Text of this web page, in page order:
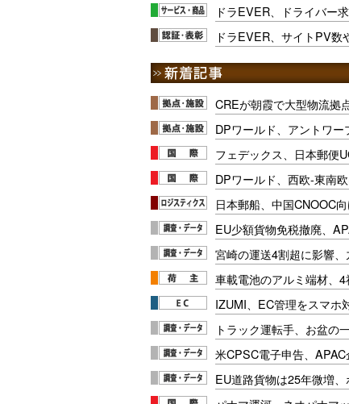
ドラEVER、ドライバー
ドラEVER、サイトPV数
CREが朝霞で大型物流拠
DPワールド、アントワ
フェデックス、日本郵便
DPワールド、西欧-東南
日本郵船、中国CNOOC
EU少額貨物免税撤廃、
宮崎の運送4割超に影響
車載電池のアルミ端材、
IZUMI、EC管理をスマホ
トラック運転手、お盆の
米CPSC電子申告、
EU道路貨物は25年微増